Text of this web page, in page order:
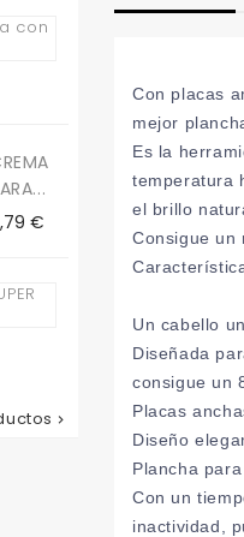
€
78,65 €

Con placas
mejor
Es la
temperatura
el brillo
Consigue un
Un cabello
Diseñada
consigue un
Placas
Diseño
Plancha
Con un
inactividad,